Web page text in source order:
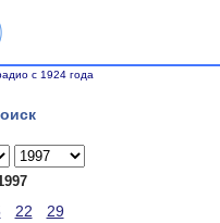
с 1924 года
22
29